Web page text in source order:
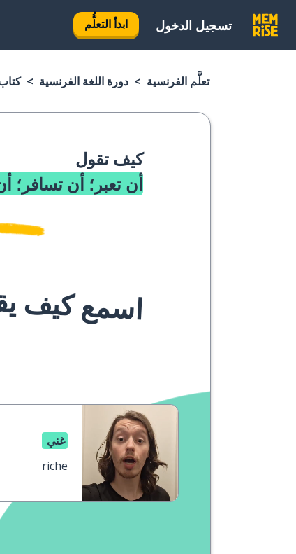
تسجيل الدخول ابدأ التعلُّم
تعلَّم الفرنسية دورة اللغة الفرنسية
كيف تقول
أن تعبر؛ أن تسافر؛
اسمع كيف
غني
riche